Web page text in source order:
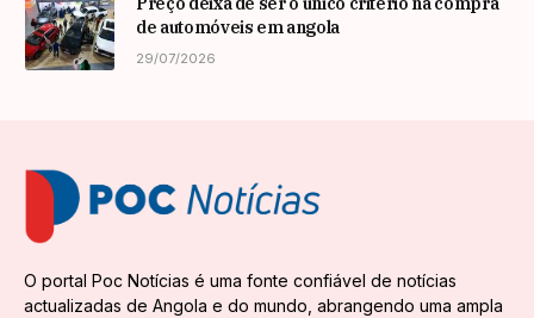
de automóveis em angola
29/07/2026
O portal Poc Notícias é uma fonte confiável de notícias
actualizadas de Angola e do mundo, abrangendo uma ampla